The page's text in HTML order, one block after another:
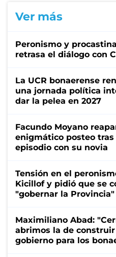
Ver más
Peronismo y
retrasa el diálogo con
La UCR bonaerense
una jornada política
dar la pelea en 2027
Facundo Moyano
enigmático posteo
episodio con su novia
Tensión en el
Kicillof y pidió que se
"gobernar la Provincia"
Maximiliano Abad:
abrimos la de
gobierno para los